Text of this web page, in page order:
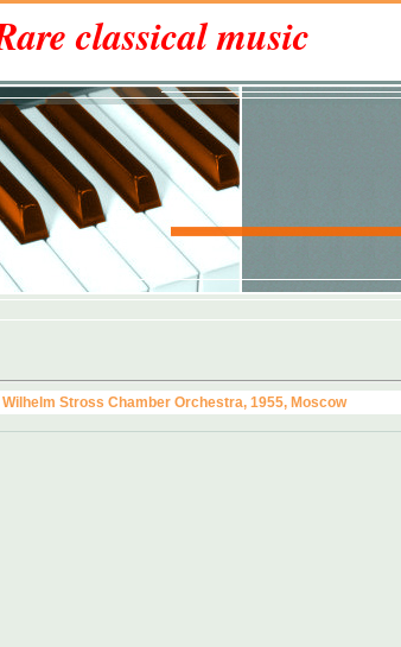
classical music
Stross Chamber Orchestra, 1955, Moscow